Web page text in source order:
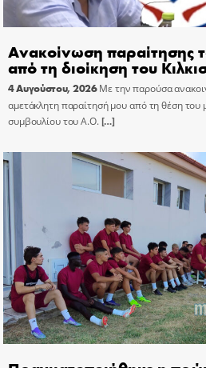
Ανακοίνωση παραίτησης
από τη διοίκηση του
4 Αυγούστου, 2026 Με την παρούσα
αμετάκλητη παραίτησή μου από τη θέση του
συμβουλίου του Α.Ο.[…]